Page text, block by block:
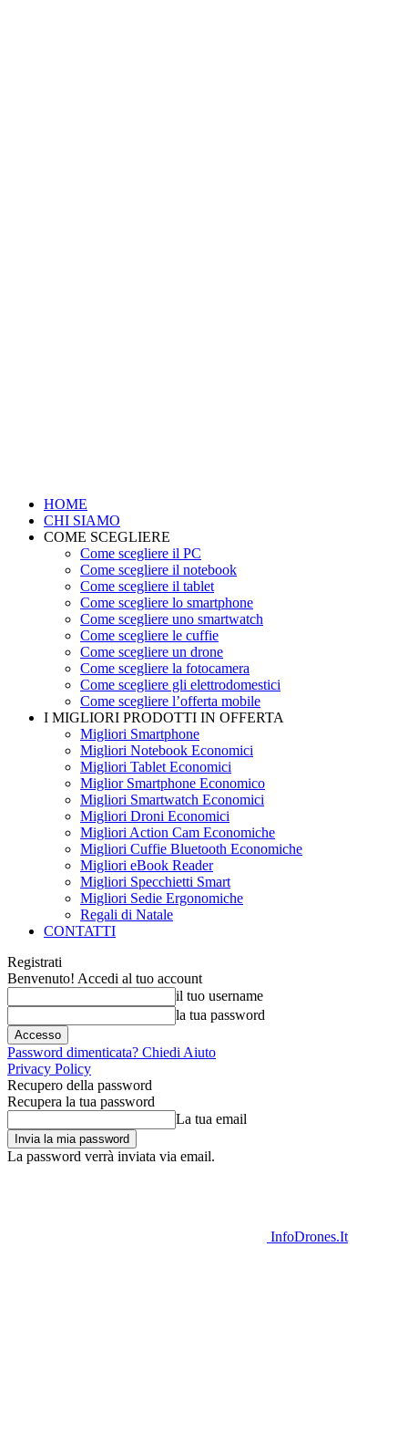
HOME
CHI SIAMO
COME SCEGLIERE
Come scegliere il PC
Come scegliere il notebook
Come scegliere il tablet
Come scegliere lo smartphone
Come scegliere uno smartwatch
Come scegliere le cuffie
Come scegliere un drone
Come scegliere la fotocamera
Come scegliere gli elettrodomestici
Come scegliere l’offerta mobile
I MIGLIORI PRODOTTI IN OFFERTA
Migliori Smartphone
Migliori Notebook Economici
Migliori Tablet Economici
Miglior Smartphone Economico
Migliori Smartwatch Economici
Migliori Droni Economici
Migliori Action Cam Economiche
Migliori Cuffie Bluetooth Economiche
Migliori eBook Reader
Migliori Specchietti Smart
Migliori Sedie Ergonomiche
Regali di Natale
CONTATTI
Registrati
Benvenuto! Accedi al tuo account
il tuo username
la tua password
Password dimenticata? Chiedi Aiuto
Privacy Policy
Recupero della password
Recupera la tua password
La tua email
La password verrà inviata via email.
InfoDrones.It